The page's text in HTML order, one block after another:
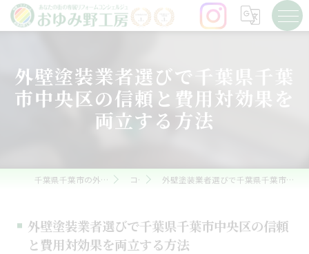
外壁塗装業者選びで千葉県千葉
市中央区の信頼と費用対効果を
両立する方法
千葉県千葉市の外壁塗装ならおゆみ野工房 コラム 外壁塗装業者選びで千葉県千葉市中央区の信頼と費用対効果を両立する方法
外壁塗装業者選びで千葉県千葉市中央区の信頼
と費用対効果を両立する方法